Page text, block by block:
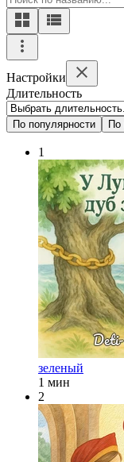
Настройки
Длительность
По популярности По
1
зеленый
1 мин
2